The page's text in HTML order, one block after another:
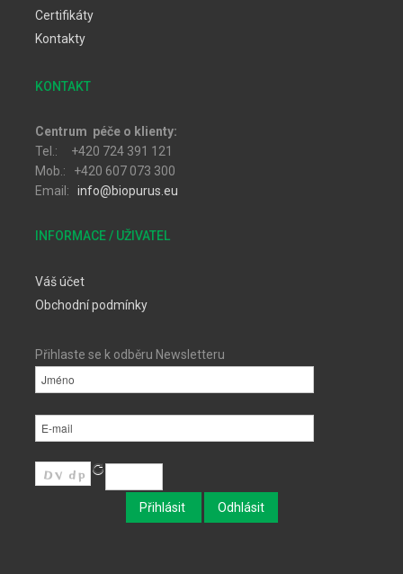
Certifikáty
Kontakty
KONTAKT
Centrum péče o klienty:
Tel.: +420 724 391 121
Mob.: +420 607 073 300
Email: info@biopurus.eu
INFORMACE / UŽIVATEL
Váš účet
Obchodní podmínky
Přihlaste se k odběru Newsletteru